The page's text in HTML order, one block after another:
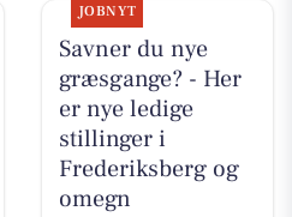
JOBNYT
Savner du nye
græsgange? - Her
er nye ledige
stillinger i
Frederiksberg og
omegn